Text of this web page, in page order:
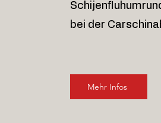
bei der
Mehr Infos